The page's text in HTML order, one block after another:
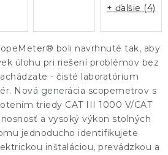
boli navrhnuté tak, aby
úlohu pri riešení problémov bez
- čisté laboratórium
Nová generácia scopemetrov s
triedy CAT III 1000 V/CAT
a vysoký výkon stolných
jednoducho identifikujete
inštaláciou, prevádzkou a
+ ďalšie (4)